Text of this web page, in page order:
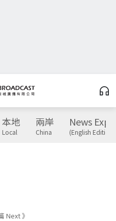
本地
Local
兩岸
China
News
(English Edition)
Next 》